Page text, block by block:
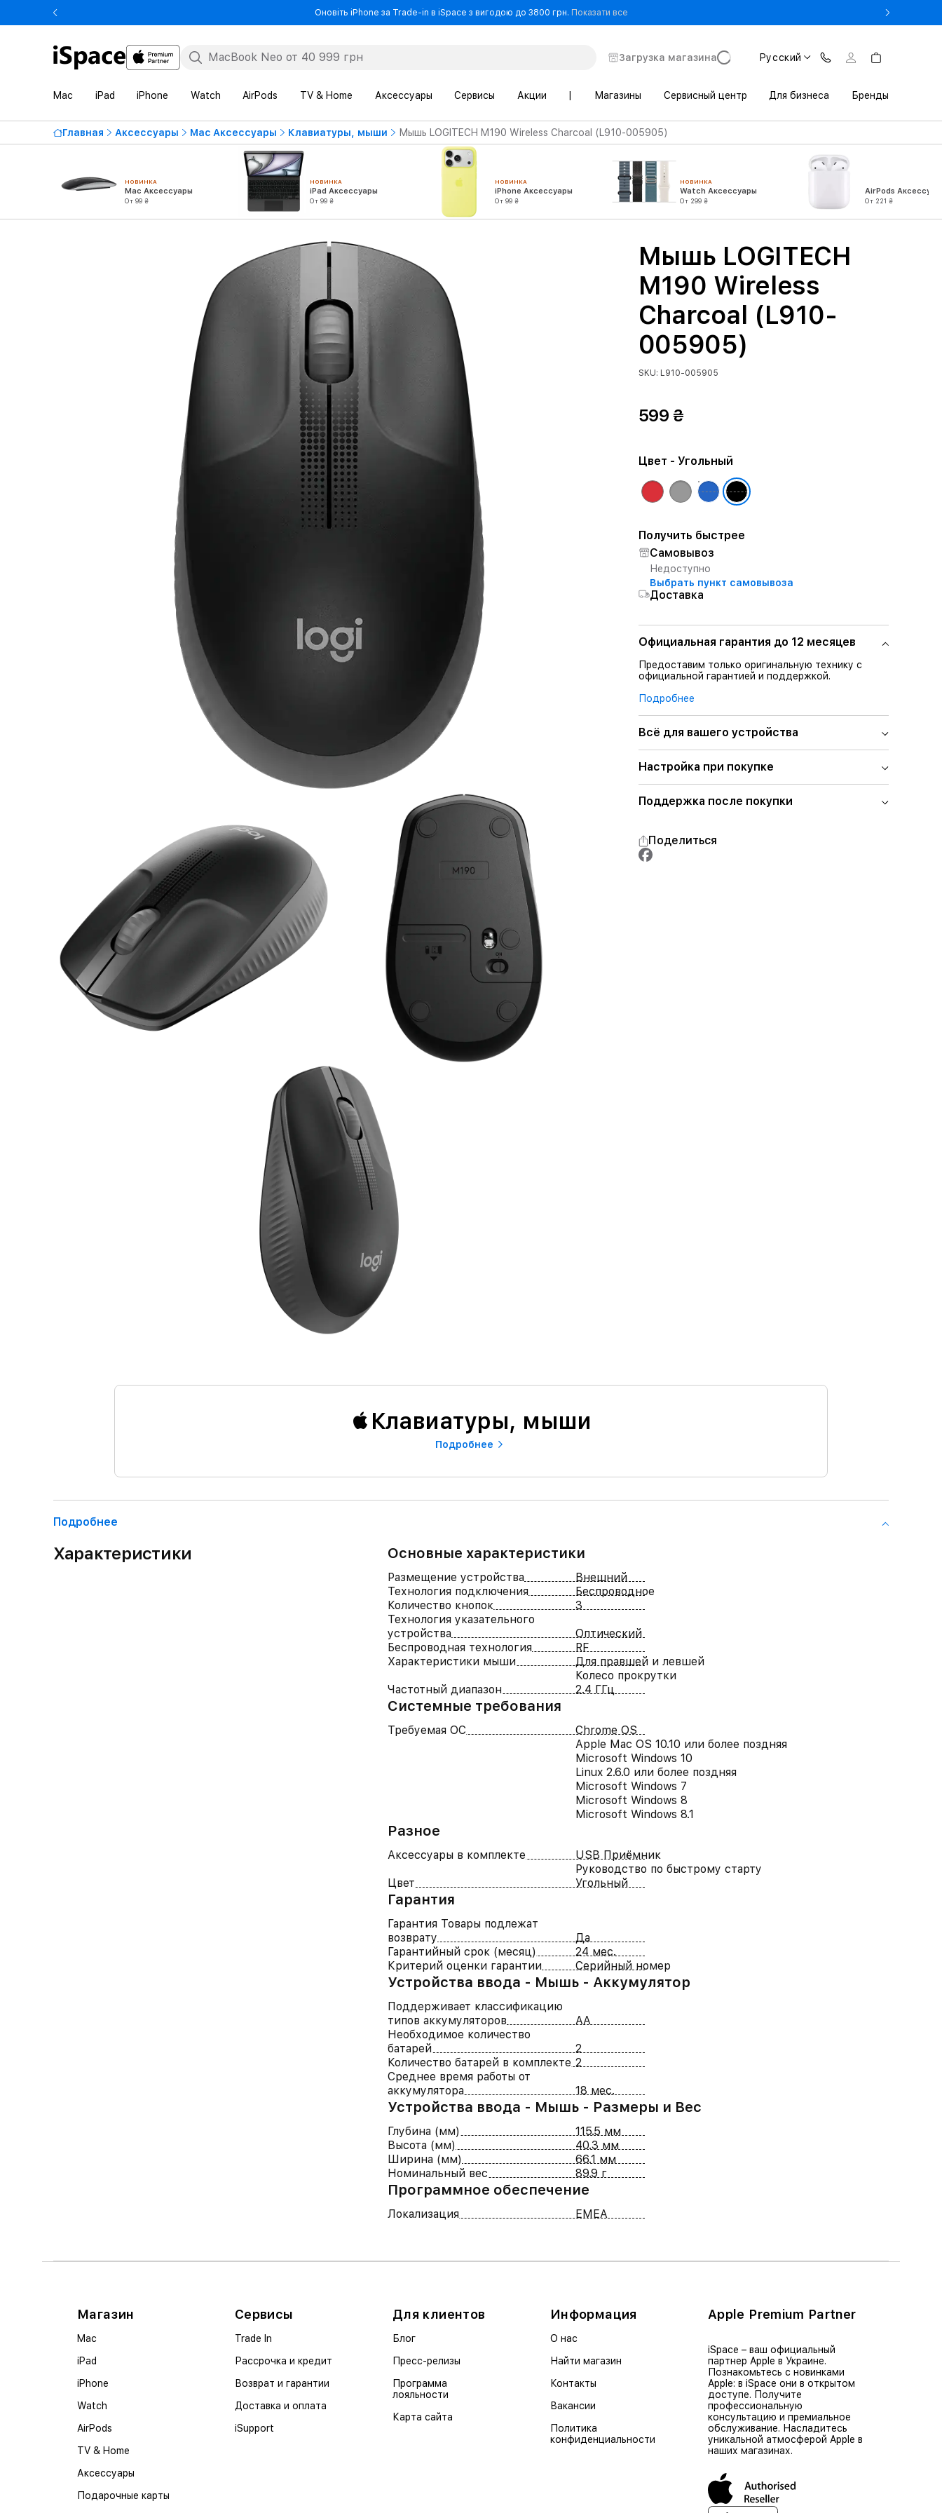
Оновіть iPhone за Trade-in в iSpace з вигодою до 3800 грн. Показати все- Оновіть iPhone за Trade-in в iSpace з вигодою до 3800 грн.
Загрузка магазина Русский
Mac iPad iPhone Watch AirPods TV & Home Аксессуары Сервисы Акции Магазины Сервисный центр Для бизнеса Бренды
Главная Аксессуары Mac Аксессуары Клавиатуры, мыши Мышь LOGITECH M190 Wireless Charcoal (L910-005905)
НОВИНКА
Mac Аксессуары
От 99 ₴
НОВИНКА
iPad Аксессуары
От 99 ₴
НОВИНКА
iPhone Аксессуары
От 99 ₴
НОВИНКА
Watch Аксессуары
От 299 ₴
AirPods
От 221 ₴
Мышь LOGITECH
M190 Wireless
Charcoal (L910-
005905)
SKU: L910-005905
599 ₴
Цвет - Угольный
Получить быстрее
Самовывоз
Недоступно
Выбрать пункт самовывоза
Доставка
Официальная гарантия до 12 месяцев
Предоставим только оригинальную технику с
официальной гарантией и поддержкой.
Подробнее
Всё для вашего устройства
Настройка при покупке
Поддержка после покупки
Поделиться
Клавиатуры, мыши
Подробнее
Подробнее
Характеристики Основные характеристики
Размещение устройства
Внешний
Технология подключения
Беспроводное
Количество кнопок
3
Технология указательного
устройства
Оптический
Беспроводная технология
RF
Характеристики мыши
Для правшей и левшей
Колесо прокрутки
Частотный диапазон
2.4 ГГц
Системные требования
Требуемая ОС
Chrome OS
Apple Mac OS 10.10 или более поздняя
Microsoft Windows 10
Linux 2.6.0 или более поздняя
Microsoft Windows 7
Microsoft Windows 8
Microsoft Windows 8.1
Разное
Аксессуары в комплекте
USB Приёмник
Руководство по быстрому старту
Цвет
Угольный
Гарантия
Гарантия Товары подлежат
возврату
Да
Гарантийный срок (месяц)
24 мес.
Критерий оценки гарантии
Серийный номер
Устройства ввода - Мышь - Аккумулятор
Поддерживает классификацию
типов аккумуляторов
AA
Необходимое количество
батарей
2
Количество батарей в комплекте 2
Среднее время работы от
аккумулятора
18 мес.
Устройства ввода - Мышь - Размеры и Вес
Глубина (мм)
115.5 мм
Высота (мм)
40.3 мм
Ширина (мм)
66.1 мм
Номинальный вес
89.9 г
Программное обеспечение
Локализация EMEA
Магазин
Mac
iPad
iPhone
Watch
AirPods
TV & Home
Аксессуары
Подарочные карты
Сервисы
Trade In
Рассрочка и кредит
Возврат и гарантии
Доставка и оплата
iSupport
Для клиентов
Блог
Пресс-релизы
Программа
лояльности
Карта сайта
Информация
О нас
Найти магазин
Контакты
Вакансии
Политика
конфиденциальности
Apple Premium Partner
iSpace – ваш официальный
партнер Apple в Украине.
Познакомьтесь с новинками
Apple: в iSpace они в открытом
доступе. Получите
профессиональную
консультацию и премиальное
обслуживание. Насладитесь
уникальной атмосферой Apple в
наших магазинах.